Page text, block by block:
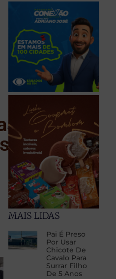
MAIS LIDAS
Pai É Preso
Por Usar
Chicote De
Cavalo Para
Surrar Filho
De 5 Anos